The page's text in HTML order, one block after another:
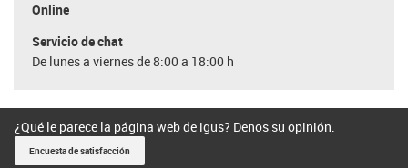
Online
Servicio de chat
De lunes a viernes de 8:00 a 18:00 h
¿Qué le parece la página web de igus? Denos su opinión.
Encuesta de satisfacción